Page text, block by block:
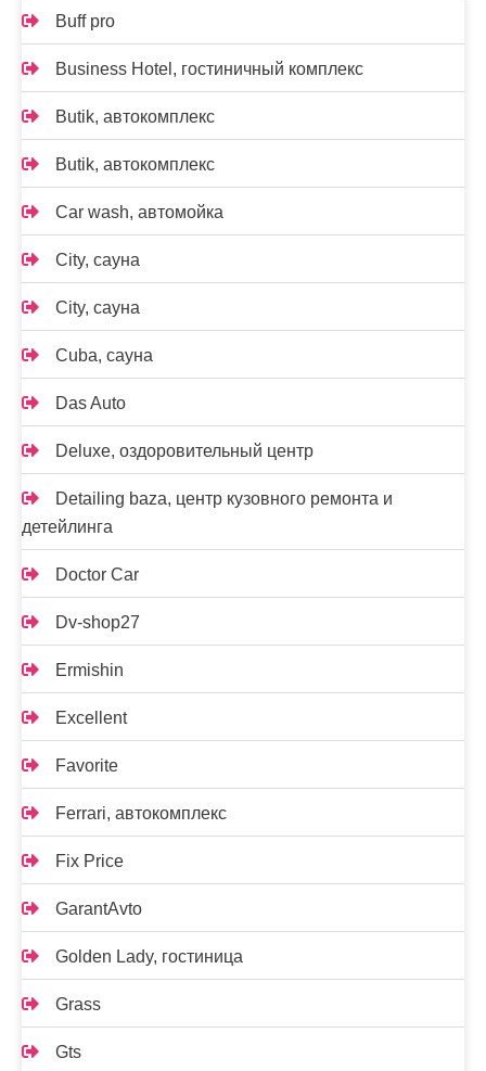
Buff pro
Business Hotel, гостиничный комплекс
Butik, автокомплекс
Butik, автокомплекс
Car wash, автомойка
City, сауна
City, сауна
Cuba, сауна
Das Auto
Deluxe, оздоровительный центр
Detailing baza, центр кузовного ремонта и
детейлинга
Doctor Car
Dv-shop27
Ermishin
Excellent
Favorite
Ferrari, автокомплекс
Fix Price
GarantAvto
Golden Lady, гостиница
Grass
Gts